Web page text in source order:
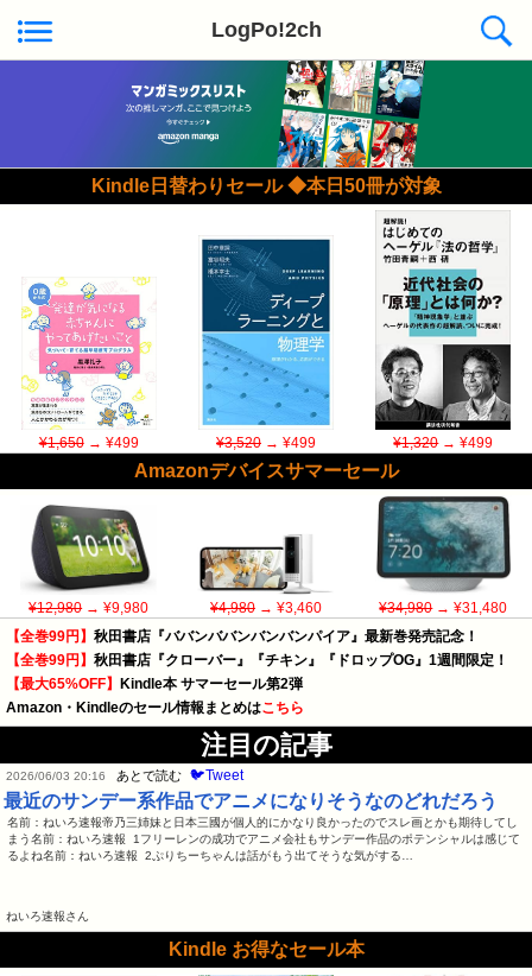
LogPo!2ch
Kindle日替わりセール ◆本日50冊が対象
¥1,650→ ¥499 ¥3,520→ ¥499 ¥1,320→ ¥499
Amazonデバイスサマーセール
¥12,980→ ¥9,980 ¥4,980→ ¥3,460 ¥34,980→ ¥31,480
【全巻99円】 秋田書店『ババンババンバンバンパイア』最新巻発売記念！
【全巻99円】 秋田書店『クローバー』『チキン』『ドロップOG』1週間限定！
【最大65%OFF】
Kindle本 サマーセール第2弾
Amazon・Kindleのセール情報まとめはこちら
注目の記事
2026/06/03 20:16 あとで読む 🐦Tweet
最近のサンデー系作品でアニメになりそうなのどれだろう
名前：ねいろ速報帝乃三姉妹と日本三國が個人的にかなり良かったのでスレ画とかも期待してし
まう名前：ねいろ速報 1フリーレンの成功でアニメ会社もサンデー作品のポテンシャルは感じて
るよね名前：ねいろ速報 2ぷりちーちゃんは話がもう出てそうな気がする…
ねいろ速報さん
Kindle お得なセール本